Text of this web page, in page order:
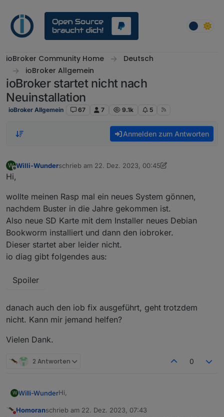
ioBroker Community Home
Deutsch
ioBroker Allgemein
ioBroker startet nicht nach
Neuinstallation
ioBroker Allgemein 67 7 9.1k 5
Anmelden zum Antworten
W Willi-Wunderschrieb am 22. Dez. 2023, 00:45
zuletzt editiert von Willi-Wunder
Hi,
wollte meinen Rasp mal ein neues System gönnen,
nachdem Buster in die Jahre gekommen ist.
Also neue SD Karte mit dem Installer neues Debian
Bookworm installiert und dann den iobroker.
Dieser startet aber leider nicht.
io diag gibt folgendes aus:
Spoiler
danach auch den iob fix ausgeführt, geht trotzdem
nicht. Kann mir jemand helfen?
Vielen Dank.
2 Antworten 0
W Willi-WunderHi,
wollte meinen Rasp mal ein neues System
Homoranschrieb am 22. Dez. 2023, 07:43
zuletzt editiert von